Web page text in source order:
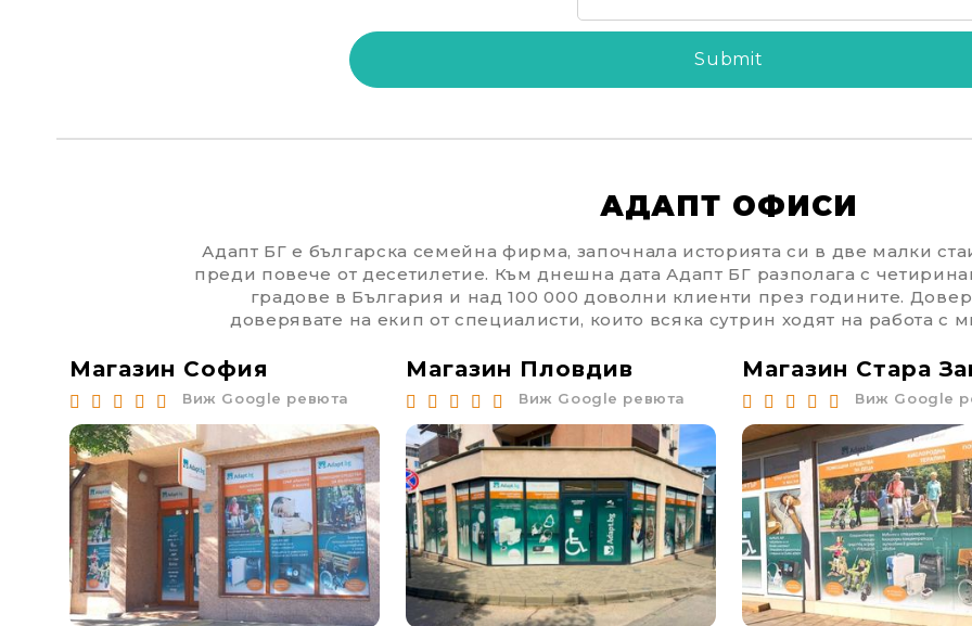
АДАПТ ОФИСИ
Адапт БГ е българска семейна фирма, започнала историята си в две малки
преди повече от десетилетие. Към днешна дата Адапт БГ разполага с
градове в България и над 100 000 доволни клиенти през годините.
доверявате на екип от специалисти, които всяка сутрин ходят на работа с
Магазин София
Виж Google ревюта
Магазин Пловдив
Виж Google ревюта
Магазин Стара
Виж Google